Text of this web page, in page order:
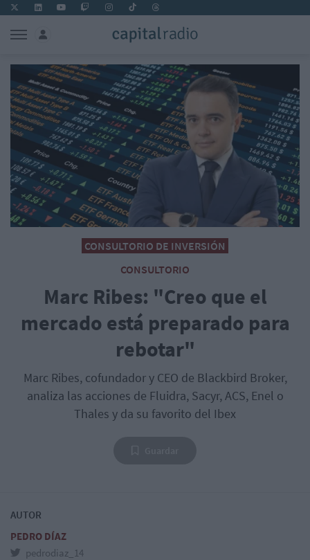
CONSULTORIO DE INVERSIÓN
CONSULTORIO
Marc Ribes: "Creo que el
mercado está preparado para
rebotar"
Marc Ribes, cofundador y CEO de Blackbird Broker,
analiza las acciones de Fluidra, Sacyr, ACS, Enel o
Thales y da su favorito del Ibex
AUTOR
PEDRO DÍAZ
pedrodiaz_14